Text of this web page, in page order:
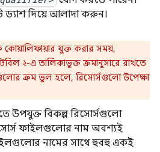
ড্যাশ দিয়ে আলাদা করুন।
কোয়ালিফায়ার যুক্ত করার সময়,
২-এ তালিকাভুক্ত ক্রমানুসারে রাখতে
ক্রম ভুল হলে, রিসোর্সগুলো উপেক্ষা
উপযুক্ত বিকল্প রিসোর্সগুলো
ফাইলগুলোর নাম অবশ্যই
নামের সাথে হুবহু একই